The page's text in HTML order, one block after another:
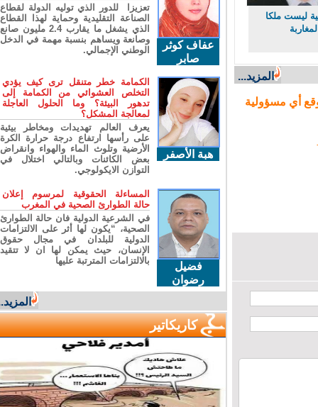
ليست ملكا
المزيد...
أي مسؤولية
عفاف كوثر
صابر
تعزيزا للدور الذي توليه الدولة لقطاع
الصناعة التقليدية وحماية لهذا القطاع
الذي يشغل ما يقارب 2.4 مليون صانع
وصانعة ويساهم بنسبة مهمة في الدخل
الوطني الإجمالي.
هبة الأصفر
الكمامة خطر متنقل ترى كيف يؤدي
التخلص العشوائي من الكمامة إلى
تدهور البيئة؟ وما الحلول العاجلة
لمعالجة المشكل؟
يعرف العالم تهديدات ومخاطر بيئية
على رأسها ارتفاع درجة حرارة الكرة
الأرضية وتلوث الماء والهواء وانقراض
بعض الكائنات وبالتالي اختلال في
التوازن الايكولوجي.
فضيل
رضوان
المساءلة الحقوقية لمرسوم إعلان
حالة الطوارئ الصحية في المغرب
في الشرعية الدولية فان حالة الطوارئ
الصحية، “يكون لها أثر على الالتزامات
الدولية للبلدان في مجال حقوق
الإنسان، حيث يمكن لها ان لا تتقيد
بالالتزامات المترتبة عليها
المزيد...
كاريكاتير